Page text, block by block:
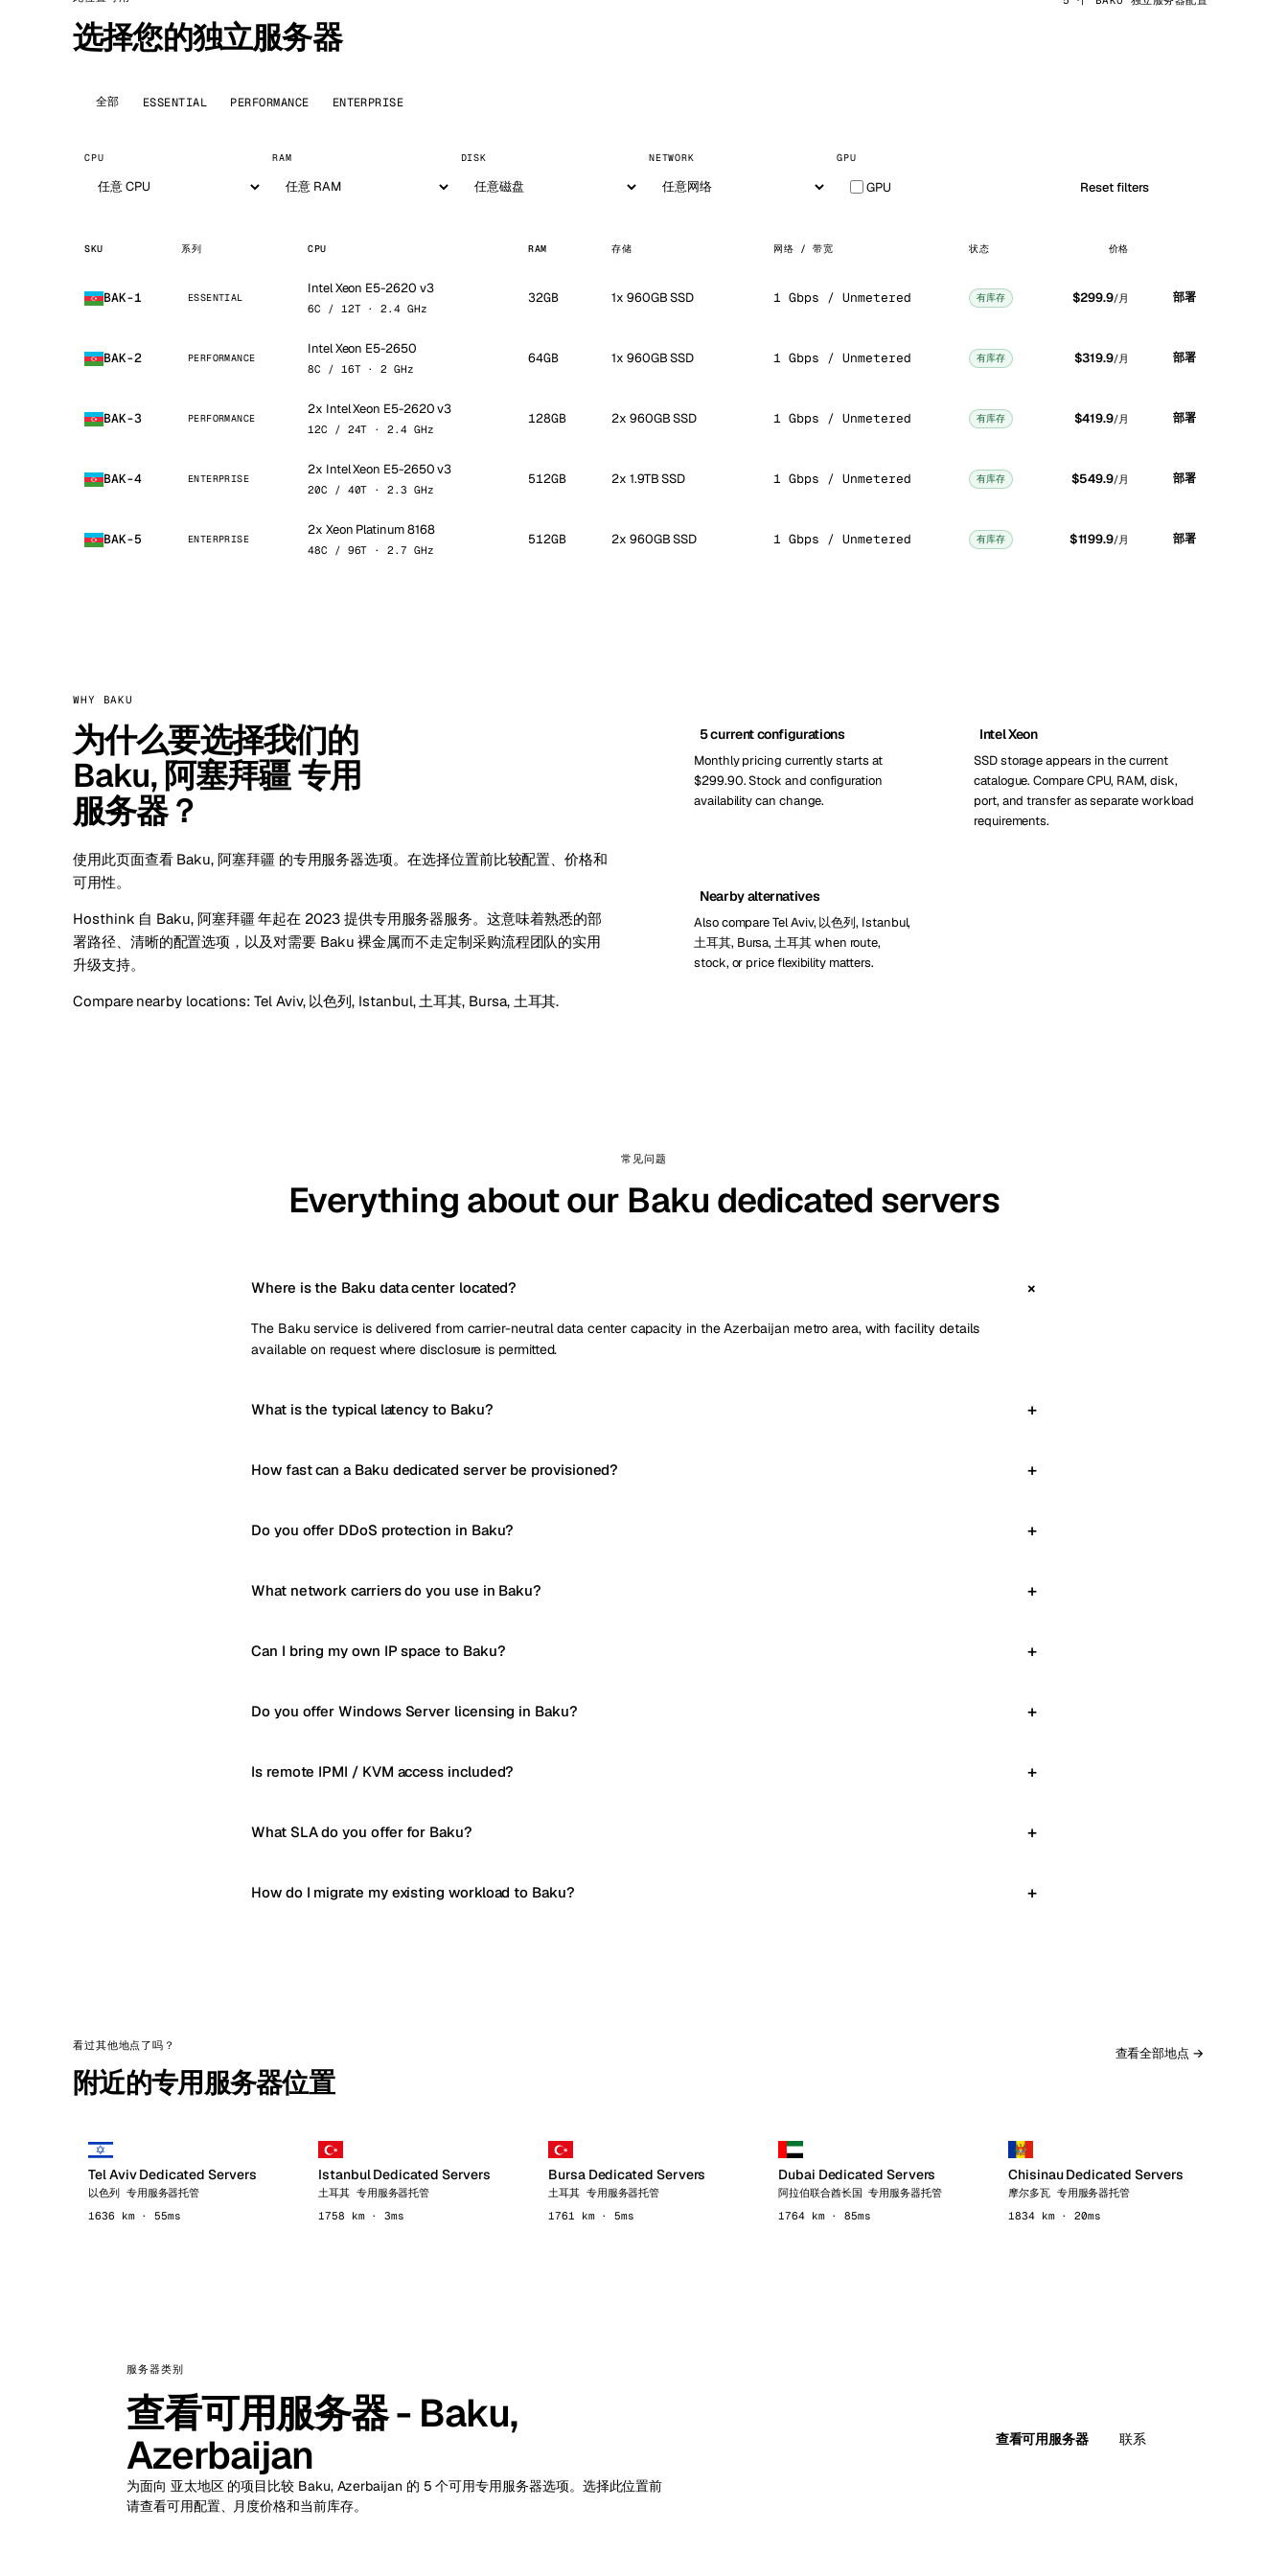
选择您的独立服务器
全部 ESSENTIAL PERFORMANCE ENTERPRISE
CPU RAM DISK NETWORK GPU
GPU Reset filters
SKU 系列 CPU RAM 存储 网络 / 带宽 状态 价格
BAK-1 ESSENTIAL
Intel Xeon E5-2620 v3
6C / 12T · 2.4 GHz
32GB 1x 960GB SSD 1 Gbps / Unmetered 有库存 $299.9/月 部署
BAK-2 PERFORMANCE
Intel Xeon E5-2650
8C / 16T · 2 GHz
64GB 1x 960GB SSD 1 Gbps / Unmetered 有库存 $319.9/月 部署
BAK-3 PERFORMANCE
2x Intel Xeon E5-2620 v3
12C / 24T · 2.4 GHz
128GB 2x 960GB SSD 1 Gbps / Unmetered 有库存 $419.9/月 部署
BAK-4 ENTERPRISE
2x Intel Xeon E5-2650 v3
20C / 40T · 2.3 GHz
512GB 2x 1.9TB SSD 1 Gbps / Unmetered 有库存 $549.9/月 部署
BAK-5 ENTERPRISE
2x Xeon Platinum 8168
48C / 96T · 2.7 GHz
512GB 2x 960GB SSD 1 Gbps / Unmetered 有库存 $1199.9/月 部署
WHY BAKU
为什么要选择我们的
Baku, 阿塞拜疆 专用
服务器？
使用此页面查看 Baku, 阿塞拜疆 的专用服务器选项。在选择位置前比较配置、价格和
可用性。
Hosthink 自 Baku, 阿塞拜疆 年起在 2023 提供专用服务器服务。这意味着熟悉的部
署路径、清晰的配置选项，以及对需要 Baku 裸金属而不走定制采购流程团队的实用
升级支持。
Compare nearby locations:Tel Aviv, 以色列, Istanbul, 土耳其, Bursa, 土耳其.
5 current configurations
Monthly pricing currently starts at
$299.90. Stock and configuration
availability can change.
Intel Xeon
SSD storage appears in the current
catalogue. Compare CPU, RAM, disk,
port, and transfer as separate workload
requirements.
Nearby alternatives
Also compare Tel Aviv, 以色列, Istanbul,
土耳其, Bursa, 土耳其 when route,
stock, or price flexibility matters.
常见问题
Everything about our Baku dedicated servers
Where is the Baku data center located?
The Baku service is delivered from carrier-neutral data center capacity in the Azerbaijan metro area, with facility details
available on request where disclosure is permitted.
What is the typical latency to Baku?
How fast can a Baku dedicated server be provisioned?
Do you offer DDoS protection in Baku?
What network carriers do you use in Baku?
Can I bring my own IP space to Baku?
Do you offer Windows Server licensing in Baku?
Is remote IPMI / KVM access included?
What SLA do you offer for Baku?
How do I migrate my existing workload to Baku?
看过其他地点了吗？
附近的专用服务器位置
查看全部地点 →
Tel Aviv Dedicated Servers
以色列 专用服务器托管
1636 km · 55ms
Istanbul Dedicated Servers
土耳其 专用服务器托管
1758 km · 3ms
Bursa Dedicated Servers
土耳其 专用服务器托管
1761 km · 5ms
Dubai Dedicated Servers
阿拉伯联合酋长国 专用服务器托管
1764 km · 85ms
Chisinau Dedicated Servers
摩尔多瓦 专用服务器托管
1834 km · 20ms
服务器类别
查看可用服务器 - Baku,
Azerbaijan
为面向 亚太地区 的项目比较 Baku, Azerbaijan 的 5 个可用专用服务器选项。选择此位置前
请查看可用配置、月度价格和当前库存。
查看可用服务器 联系